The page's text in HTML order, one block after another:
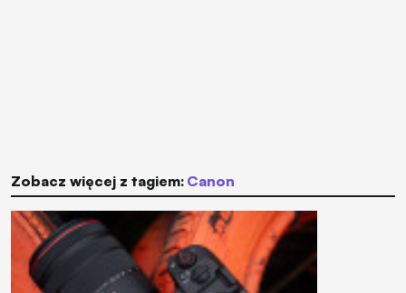
Zobacz więcej z tagiem: Canon